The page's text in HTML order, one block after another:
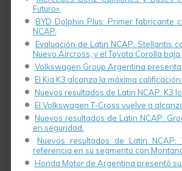
Futuro».
BYD Dolphin Plus: Primer fabricante
NCAP.
Evaluación de Latin NCAP: Stellantis
Nuevo Aircross, y el Toyota Corolla
Volkswagen Group Argentina
El Kia K3 alcanza la máxima
Nuevos resultados de Latin NCAP: K3
El Volkswagen T-Cross vuelve a
Nuevos resultados de Latin NCAP:
en seguridad.
Nuevos resultados de Latin
referencia en su segmento con
Honda Motor de Argentina presentó